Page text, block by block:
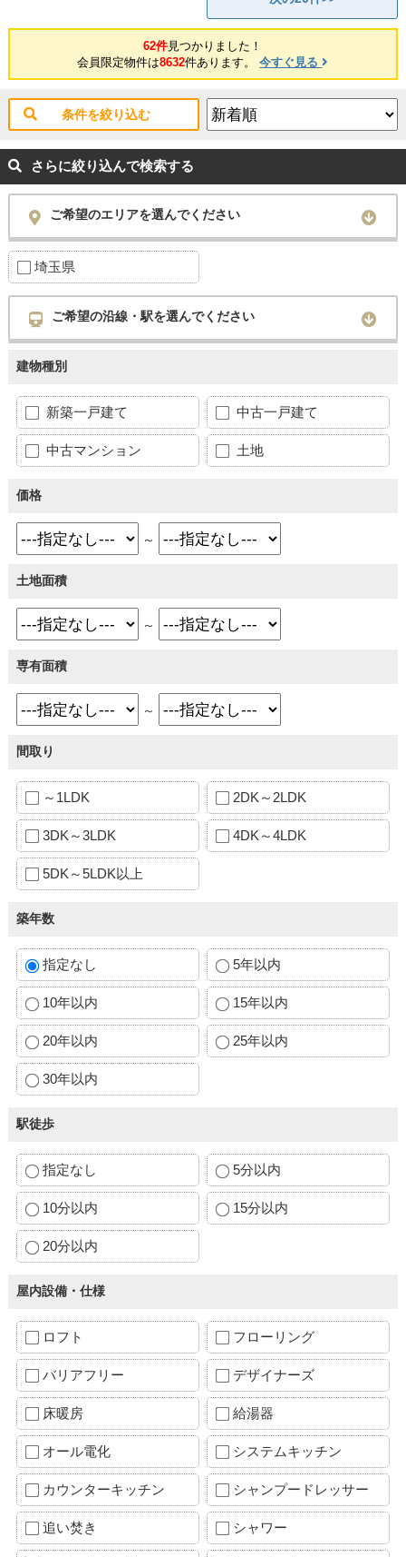
62件見つかりました！
会員限定物件は8632件あります。今すぐ見る
条件を絞り込む
さらに絞り込んで検索する
ご希望のエリアを選んでください
埼玉県
ご希望の沿線・駅を選んでください
建物種別
新築一戸建て 中古一戸建て
中古マンション 土地
価格
～
土地面積
～
専有面積
～
間取り
～1LDK 2DK～2LDK
3DK～3LDK 4DK～4LDK
5DK～5LDK以上
築年数
指定なし 5年以内
10年以内 15年以内
20年以内 25年以内
30年以内
駅徒歩
指定なし 5分以内
10分以内 15分以内
20分以内
屋内設備・仕様
ロフト フローリング
バリアフリー デザイナーズ
床暖房 給湯器
オール電化 システムキッチン
カウンターキッチン シャンプードレッサー
追い焚き シャワー